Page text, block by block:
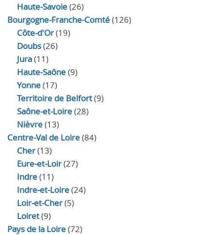
Haute-Savoie(26)
Bourgogne-Franche-Comté(126)
Côte-d'Or(19)
Doubs(26)
Jura(11)
Haute‑Saône(9)
Yonne(17)
Territoire de Belfort(9)
Saône-et-Loire(28)
Nièvre(13)
Centre-Val de Loire(84)
Cher(13)
Eure‑et‑Loir(27)
Indre(11)
Indre‑et‑Loire(24)
Loir‑et‑Cher(5)
Loiret(9)
Pays de la Loire(72)